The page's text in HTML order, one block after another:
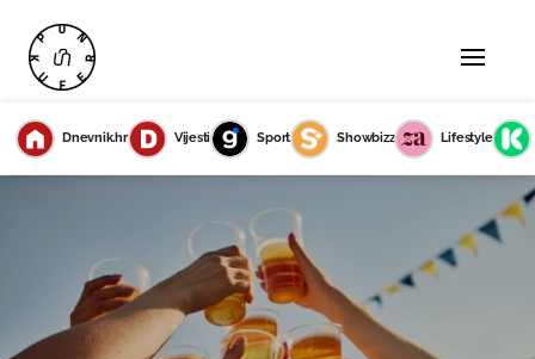
Dnevnik.hr Vijesti Sport Showbizz Lifestyle